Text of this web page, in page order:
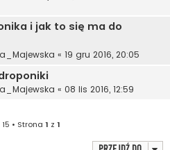
i jak to się ma do
« 19 gru 2016, 20:05
« 08 lis 2016, 12:59
• Strona 1 z 1